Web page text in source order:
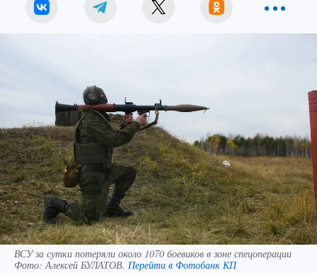
ВСУ за сутки потеряли около 1070 боевиков в зоне спецоперации
Фото:Алексей БУЛАТОВ. Перейти в Фотобанк КП